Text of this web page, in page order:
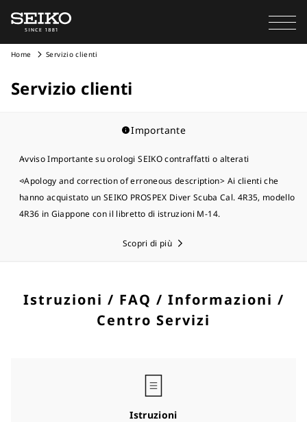
Home Servizio clienti
Servizio clienti
Importante
Avviso Importante su orologi SEIKO contraffatti o alterati
<Apology and correction of erroneous description> Ai clienti che
hanno acquistato un SEIKO PROSPEX Diver Scuba Cal. 4R35, modello
4R36 in Giappone con il libretto di istruzioni M-14.
Scopri di più
Istruzioni / FAQ / Informazioni /
Centro Servizi
Istruzioni